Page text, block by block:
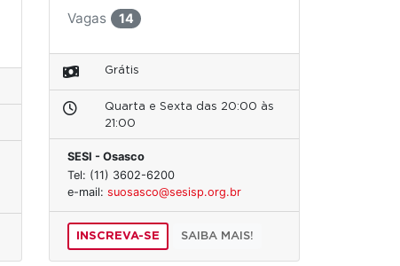
Vagas
14
Grátis
Quarta e Sexta das 20:00 às
21:00
SESI - Osasco
Tel: (11) 3602-6200
e-mail: suosasco@sesisp.org.br
INSCREVA-SE SAIBA MAIS!